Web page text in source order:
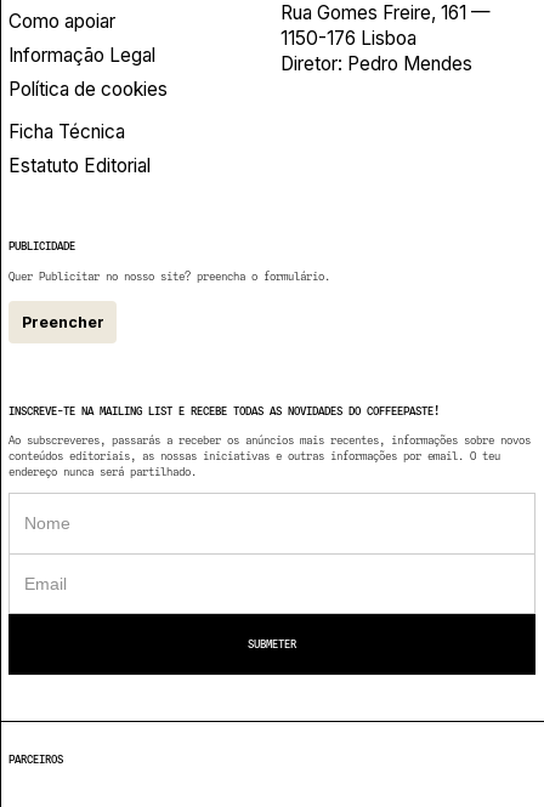
Como apoiar
Informação Legal
Política de cookies
Ficha Técnica
Estatuto Editorial
Rua Gomes Freire, 161 —
1150-176 Lisboa
Diretor: Pedro Mendes
PUBLICIDADE
Quer Publicitar no nosso site? preencha o formulário.
Preencher
INSCREVE-TE NA MAILING LIST E RECEBE TODAS AS NOVIDADES DO COFFEEPASTE!
Ao subscreveres, passarás a receber os anúncios mais recentes, informações sobre novos
conteúdos editoriais, as nossas iniciativas e outras informações por email. O teu
endereço nunca será partilhado.
PARCEIROS